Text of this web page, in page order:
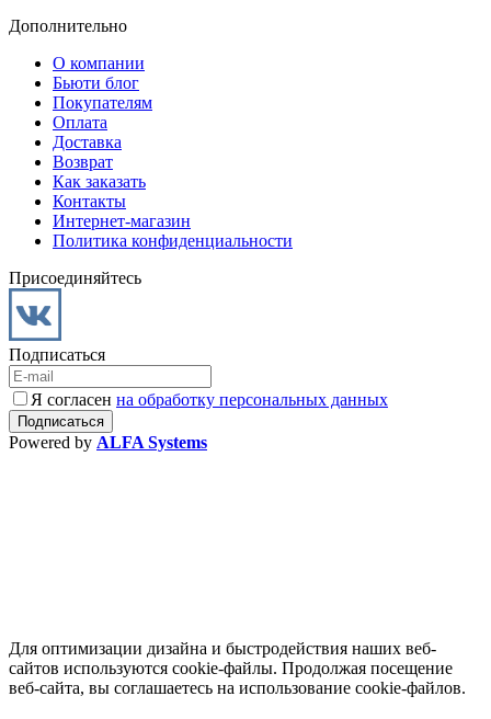
Дополнительно
О компании
Бьюти блог
Покупателям
Оплата
Доставка
Возврат
Как заказать
Контакты
Интернет-магазин
Политика конфиденциальности
Присоединяйтесь
Подписаться
Я согласен на обработку персональных данных
Powered by ALFA Systems
Для оптимизации дизайна и быстродействия наших веб-
сайтов используются cookie-файлы. Продолжая посещение
веб-сайта, вы соглашаетесь на использование cookie-файлов.